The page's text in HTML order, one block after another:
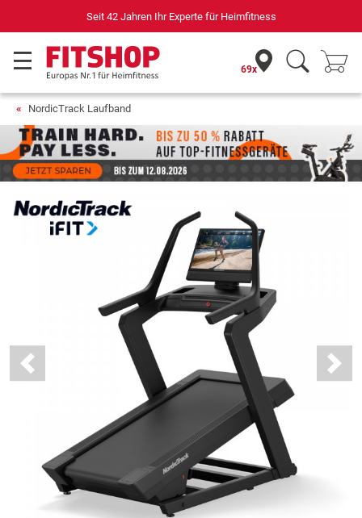
Seit 42 Jahren Ihr Experte für Heimfitness
69x
NordicTrack Laufband
Previous Next